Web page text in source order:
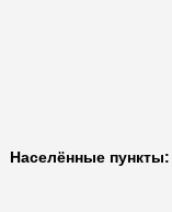
Населённые пункты: